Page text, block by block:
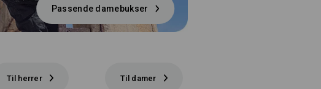
Passende damebukser
Til herrer Til damer